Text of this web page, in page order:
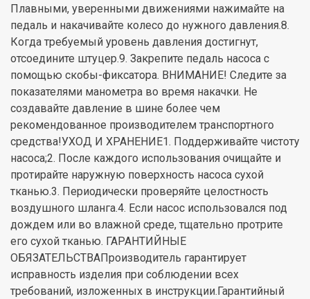
Плавными, уверенными движениями нажимайте на
педаль и накачивайте колесо до нужного давления.8.
Когда требуемый уровень давления достигнут,
отсоедините штуцер.9. Закрепите педаль насоса с
помощью скобы-фиксатора. ВНИМАНИЕ! Следите за
показателями манометра во время накачки. Не
создавайте давление в шине более чем
рекомендованное производителем транспортного
средства!УХОД И ХРАНЕНИЕ1. Поддерживайте чистоту
насоса;2. После каждого использования очищайте и
протирайте наружную поверхность насоса сухой
тканью.3. Периодически проверяйте целостность
воздушного шланга.4. Если насос использовался под
дождем или во влажной среде, тщательно протрите
его сухой тканью. ГАРАНТИЙНЫЕ
ОБЯЗАТЕЛЬСТВАПроизводитель гарантирует
исправность изделия при соблюдении всех
требований, изложенных в инструкции.Гарантийный